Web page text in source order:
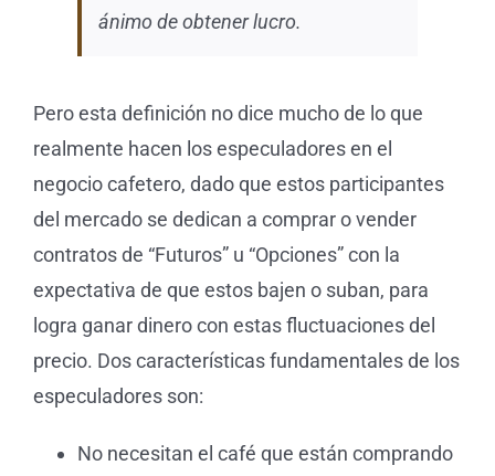
ánimo de obtener lucro.
Pero esta definición no dice mucho de lo que
realmente hacen los especuladores en el
negocio cafetero, dado que estos participantes
del mercado se dedican a comprar o vender
contratos de “Futuros” u “Opciones” con la
expectativa de que estos bajen o suban, para
logra ganar dinero con estas fluctuaciones del
precio. Dos características fundamentales de los
especuladores son:
No necesitan el café que están comprando